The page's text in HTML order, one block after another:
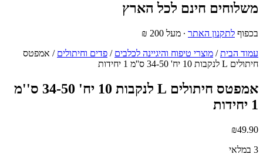
משלוחים חינם לכל הארץ
בכפוף לתקנון האתר ∙ מעל 200 ₪
עמוד הבית/ מוצרי טיפוח והיגיינה לכלבים / פדים וחיתולים / אמפטס
חיתולים L לנקבות 10 יח' 34-50 ס''מ 1 יחידות
אמפטס חיתולים L לנקבות 10 יח' 34-50 ס''מ
1 יחידות
₪49.90
3 במלאי